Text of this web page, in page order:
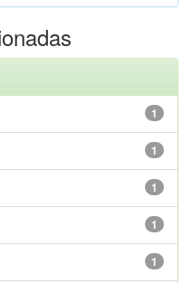
1
1
1
1
1